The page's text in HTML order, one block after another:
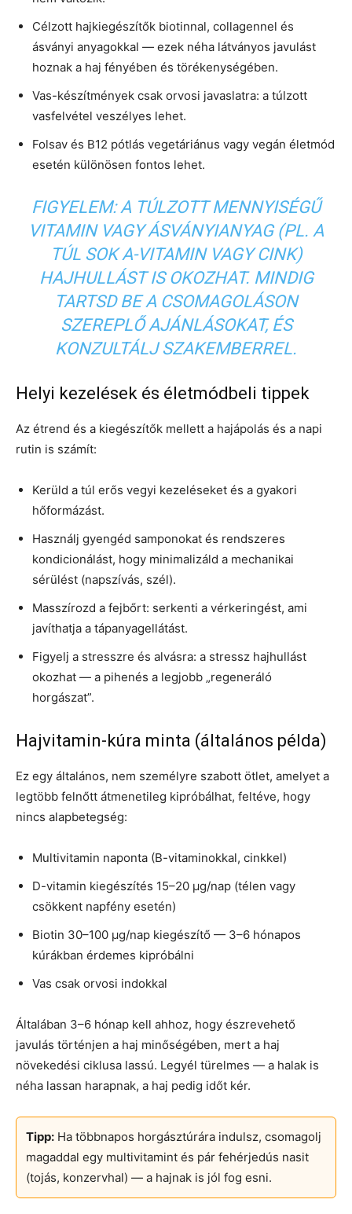
Célzott hajkiegészítők biotinnal, collagennel és
ásványi anyagokkal — ezek néha látványos javulást
hoznak a haj fényében és törékenységében.
Vas-készítmények csak orvosi javaslatra: a túlzott
vasfelvétel veszélyes lehet.
Folsav és B12 pótlás vegetáriánus vagy vegán életmód
esetén különösen fontos lehet.
FIGYELEM: A TÚLZOTT MENNYISÉGŰ
VITAMIN VAGY ÁSVÁNYIANYAG (PL. A
TÚL SOK A-VITAMIN VAGY CINK)
HAJHULLÁST IS OKOZHAT. MINDIG
TARTSD BE A CSOMAGOLÁSON
SZEREPLŐ AJÁNLÁSOKAT, ÉS
KONZULTÁLJ SZAKEMBERREL.
Helyi kezelések és életmódbeli tippek
Az étrend és a kiegészítők mellett a hajápolás és a napi
rutin is számít:
Kerüld a túl erős vegyi kezeléseket és a gyakori
hőformázást.
Használj gyengéd samponokat és rendszeres
kondicionálást, hogy minimalizáld a mechanikai
sérülést (napszívás, szél).
Masszírozd a fejbőrt: serkenti a vérkeringést, ami
javíthatja a tápanyagellátást.
Figyelj a stresszre és alvásra: a stressz hajhullást
okozhat — a pihenés a legjobb „regeneráló
horgászat”.
Hajvitamin-kúra minta (általános példa)
Ez egy általános, nem személyre szabott ötlet, amelyet a
legtöbb felnőtt átmenetileg kipróbálhat, feltéve, hogy
nincs alapbetegség:
Multivitamin naponta (B-vitaminokkal, cinkkel)
D-vitamin kiegészítés 15–20 µg/nap (télen vagy
csökkent napfény esetén)
Biotin 30–100 µg/nap kiegészítő — 3–6 hónapos
kúrákban érdemes kipróbálni
Vas csak orvosi indokkal
Általában 3–6 hónap kell ahhoz, hogy észrevehető
javulás történjen a haj minőségében, mert a haj
növekedési ciklusa lassú. Legyél türelmes — a halak is
néha lassan harapnak, a haj pedig időt kér.
Tipp: Ha többnapos horgásztúrára indulsz, csomagolj
magaddal egy multivitamint és pár fehérjedús nasit
(tojás, konzervhal) — a hajnak is jól fog esni.